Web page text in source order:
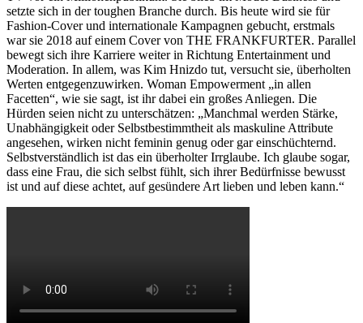
setzte sich in der toughen Branche durch. Bis heute wird sie für
Fashion-Cover und internationale Kampagnen gebucht, erstmals
war sie 2018 auf einem Cover von THE FRANKFURTER. Parallel
bewegt sich ihre Karriere weiter in Richtung Entertainment und
Moderation. In allem, was Kim Hnizdo tut, versucht sie, überholten
Werten entgegenzuwirken. Woman Empowerment „in allen
Facetten“, wie sie sagt, ist ihr dabei ein großes Anliegen. Die
Hürden seien nicht zu unterschätzen: „Manchmal werden Stärke,
Unabhängigkeit oder Selbstbestimmtheit als maskuline Attribute
angesehen, wirken nicht feminin genug oder gar einschüchternd.
Selbstverständlich ist das ein überholter Irrglaube. Ich glaube sogar,
dass eine Frau, die sich selbst fühlt, sich ihrer Bedürfnisse bewusst
ist und auf diese achtet, auf gesündere Art lieben und leben kann.“